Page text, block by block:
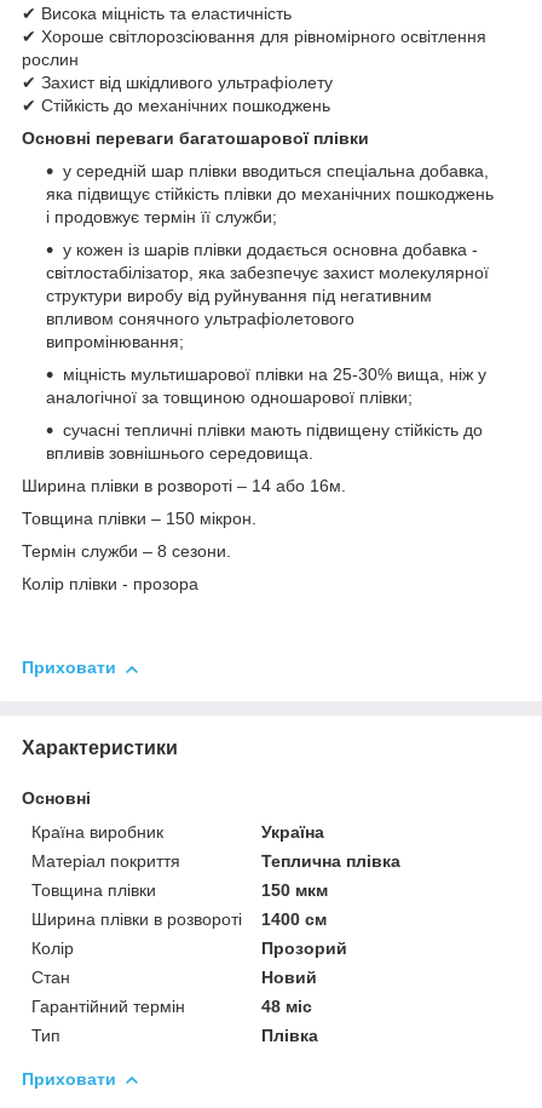
✔ Висока міцність та еластичність
✔ Хороше світлорозсіювання для рівномірного освітлення
рослин
✔ Захист від шкідливого ультрафіолету
✔ Стійкість до механічних пошкоджень
Основні переваги багатошарової плівки
у середній шар плівки вводиться спеціальна добавка,
яка підвищує стійкість плівки до механічних пошкоджень
і продовжує термін її служби;
у кожен із шарів плівки додається основна добавка -
світлостабілізатор, яка забезпечує захист молекулярної
структури виробу від руйнування під негативним
впливом сонячного ультрафіолетового
випромінювання;
міцність мультишарової плівки на 25-30% вища, ніж у
аналогічної за товщиною одношарової плівки;
сучасні тепличні плівки мають підвищену стійкість до
впливів зовнішнього середовища.
Ширина плівки в розвороті – 14 або 16м.
Товщина плівки – 150 мікрон.
Термін служби – 8 сезони.
Колір плівки - прозора
Приховати
Характеристики
Основні
Країна виробник
Україна
Матеріал покриття
Теплична плівка
Товщина плівки
150 мкм
Ширина плівки в розвороті
1400 см
Колір
Прозорий
Стан
Новий
Гарантійний термін
48 міс
Тип
Плівка
Приховати